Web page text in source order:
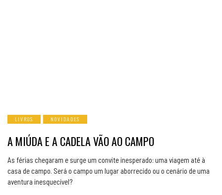
LIVROS NOVIDADES
A MIÚDA E A CADELA VÃO AO CAMPO
As férias chegaram e surge um convite inesperado: uma viagem até à
casa de campo. Será o campo um lugar aborrecido ou o cenário de uma
aventura inesquecível?